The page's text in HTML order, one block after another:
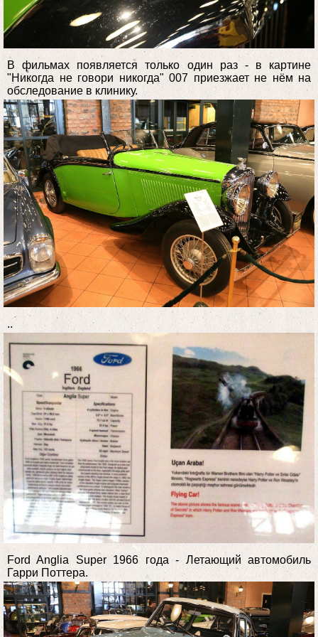
В фильмах появляется только один раз - в картине
"Никогда не говори никогда" 007 приезжает не нём на
обследование в клинику.
..
Ford Anglia Super 1966 года - Летающий автомобиль
Гарри Поттера.